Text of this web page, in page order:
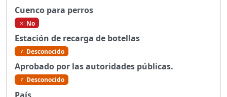
Cuenco para perros
No
Estación de recarga de botellas
Desconocido
Aprobado por las autoridades públicas.
Desconocido
País